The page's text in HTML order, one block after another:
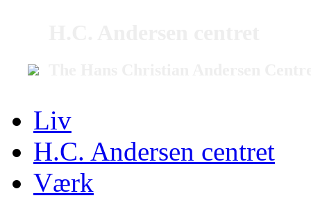
Liv
H.C. Andersen centret
Værk